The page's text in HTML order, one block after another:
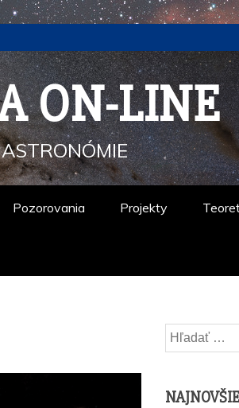
ON-LINE
Pozorovania Projekty
Hľadať: